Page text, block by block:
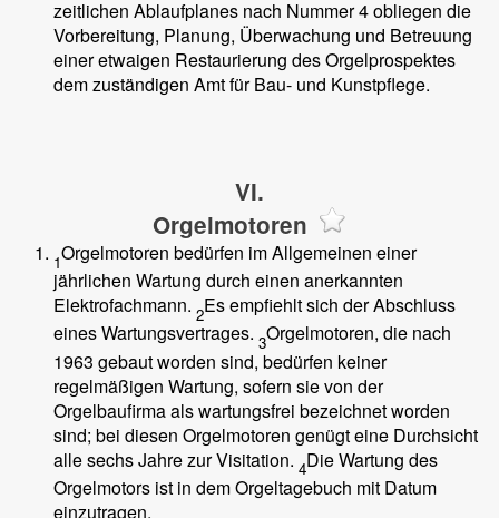
zeitlichen Ablaufplanes nach Nummer 4 obliegen die
Vorbereitung, Planung, Überwachung und Betreuung
einer etwaigen Restaurierung des Orgelprospektes
dem zuständigen Amt für Bau- und Kunstpflege.
VI.
Orgelmotoren
1Orgelmotoren bedürfen im Allgemeinen einer
jährlichen Wartung durch einen anerkannten
Elektrofachmann. 2Es empfiehlt sich der Abschluss
eines Wartungsvertrages. 3Orgelmotoren, die nach
1963 gebaut worden sind, bedürfen keiner
regelmäßigen Wartung, sofern sie von der
Orgelbaufirma als wartungsfrei bezeichnet worden
sind; bei diesen Orgelmotoren genügt eine Durchsicht
alle sechs Jahre zur Visitation. 4Die Wartung des
Orgelmotors ist in dem Orgeltagebuch mit Datum
einzutragen.